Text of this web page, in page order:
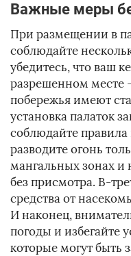
Важные меры
При размещении в
соблюдайте
убедитесь, что ваш
разрешенном месте
побережья имеют
установка палаток
соблюдайте
разводите огонь
мангальных зонах и
без присмотра. В-
средства от
И наконец,
погоды и избегайте
которые могут быть